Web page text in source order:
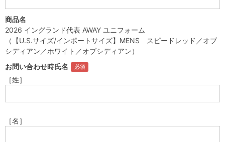
商品名
2026 イングランド代表 AWAY ユニフォーム
（【U.S.サイズ/インポートサイズ】MENS スピードレッド／オブ
シディアン／ホワイト／オブシディアン）
お問い合わせ時氏名
［姓］
［名］